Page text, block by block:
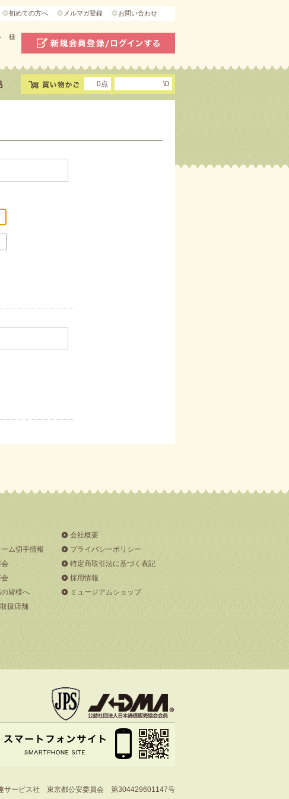
初めての方へ メルマガ登録 お問い合わせ
様
0点 \0
ム切手情報
皆様へ
扱店舗
会社概要
プライバシーポリシー
特定商取引法に基づく表記
採用情報
ミュージアムショップ
サービス社 東京都公安委員会 第304429601147号